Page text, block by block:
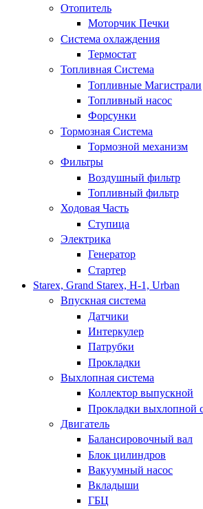
Отопитель
Моторчик Печки
Система охлаждения
Термостат
Топливная Система
Топливные Магистрали
Топливный насос
Форсунки
Тормозная Система
Тормозной механизм
Фильтры
Воздушный фильтр
Топливный фильтр
Ходовая Часть
Ступица
Электрика
Генератор
Стартер
Starex, Grand Starex, H-1, Urban
Впускная система
Датчики
Интеркулер
Патрубки
Прокладки
Выхлопная система
Коллектор выпускной
Прокладки выхлопной
Двигатель
Балансировочный вал
Блок цилиндров
Вакуумный насос
Вкладыши
ГБЦ